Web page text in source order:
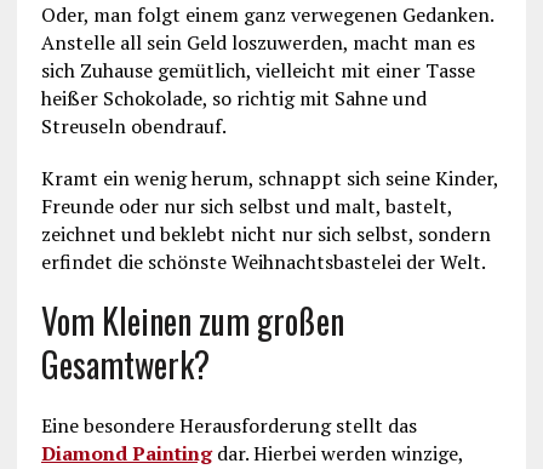
Oder, man folgt einem ganz verwegenen Gedanken.
Anstelle all sein Geld loszuwerden, macht man es
sich Zuhause gemütlich, vielleicht mit einer Tasse
heißer Schokolade, so richtig mit Sahne und
Streuseln obendrauf.
Kramt ein wenig herum, schnappt sich seine Kinder,
Freunde oder nur sich selbst und malt, bastelt,
zeichnet und beklebt nicht nur sich selbst, sondern
erfindet die schönste Weihnachtsbastelei der Welt.
Vom Kleinen zum großen
Gesamtwerk?
Eine besondere Herausforderung stellt das
Diamond Paintingdar. Hierbei werden winzige,